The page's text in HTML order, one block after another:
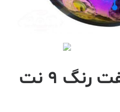
هنگ درام هفت رنگ 9 نت